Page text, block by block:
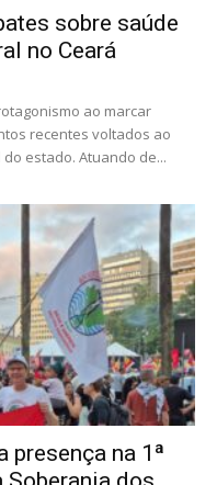
sobre saúde
no Ceará
ao marcar
recentes voltados ao
estado. Atuando de...
presença na 1ª